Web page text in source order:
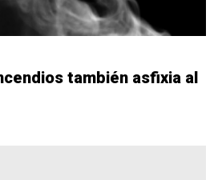
también asfixia al